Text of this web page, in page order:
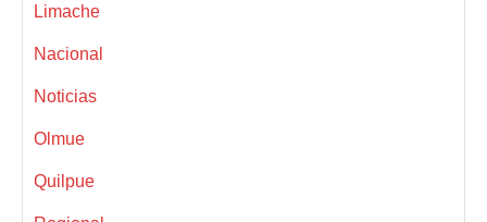
Limache
Nacional
Noticias
Olmue
Quilpue